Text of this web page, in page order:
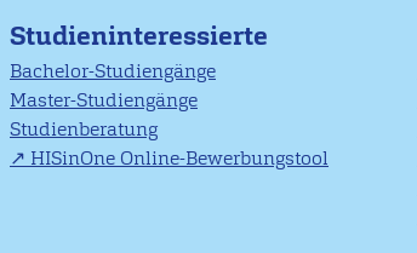
Studieninteressierte
Bachelor-Studiengänge
Master-Studiengänge
Studienberatung
HISinOne Online-Bewerbungstool